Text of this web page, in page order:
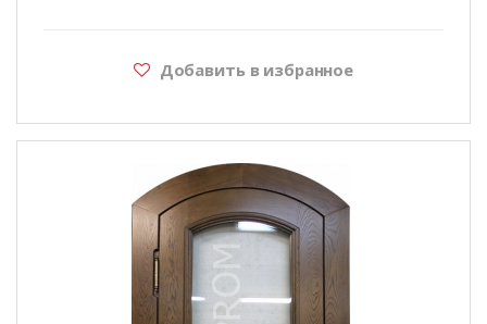
Добавить в избранное